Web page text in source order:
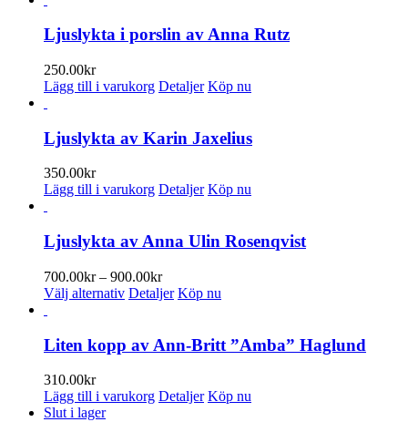
har
flera
De
olika
kan
väljas
Ljuslykta i porslin av Anna Rutz
250.00kr
Lägg till i varukorg Detaljer Köp nu
Ljuslykta av Karin Jaxelius
350.00kr
Lägg till i varukorg Detaljer Köp nu
Ljuslykta av Anna Ulin Rosenqvist
700.00kr – 900.00krPrisintervall:
700.00kr
Välj alternativ Den
har
flera
De
olika
Detaljer Köp nu
Liten kopp av Ann-Britt ”Amba” Haglund
310.00kr
Lägg till i varukorg Detaljer Köp nu
Slut i lager